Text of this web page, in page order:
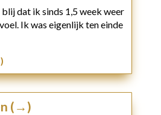
dat ik sinds 1,5 week weer
Ik was eigenlijk ten einde
(→)